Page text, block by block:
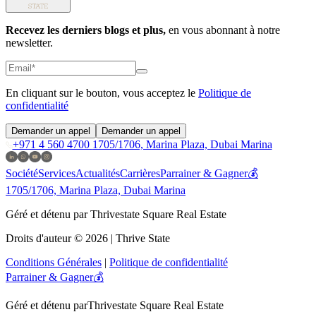
Recevez les derniers blogs et plus, en vous abonnant à notre
newsletter.
En cliquant sur le bouton, vous acceptez le Politique de
confidentialité
Demander un appel Demander un appel
+971 4 560 4700 1705/1706, Marina Plaza, Dubai Marina
SociétéServicesActualitésCarrièresParrainer & Gagner💰
1705/1706, Marina Plaza, Dubai Marina
Géré et détenu par Thrivestate Square Real Estate
Droits d'auteur © 2026 | Thrive State
Conditions Générales | Politique de confidentialité
Parrainer & Gagner💰
Géré et détenu parThrivestate Square Real Estate